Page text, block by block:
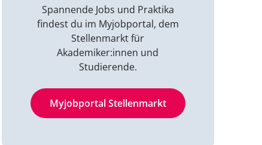
Spannende Jobs und Praktika
findest du im Myjobportal, dem
Stellenmarkt für
Akademiker:innen und
Studierende.
Myjobportal Stellenmarkt